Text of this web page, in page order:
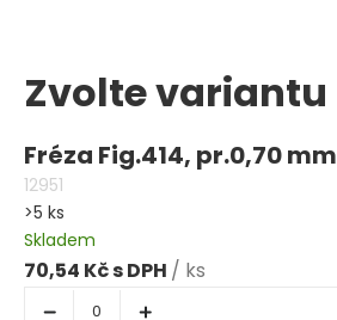
Zvolte variantu
Fréza Fig.414, pr.0,70 mm
12951
>5 ks
Skladem
70,54 Kč / ks